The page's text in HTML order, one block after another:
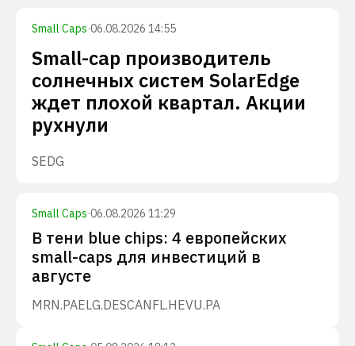
Small Caps·06.08.2026 14:55
Small-cap производитель
солнечных систем SolarEdge
ждет плохой квартал. Акции
рухнули
SEDG
Small Caps·06.08.2026 11:29
В тени blue chips: 4 европейских
small-caps для инвестиций в
августе
MRN.PAELG.DESCANFL.HEVU.PA